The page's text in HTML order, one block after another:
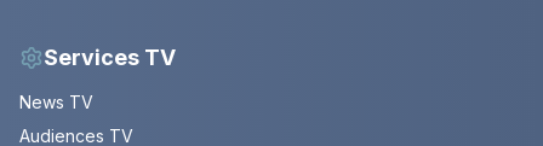
Services TV
News TV
Audiences TV